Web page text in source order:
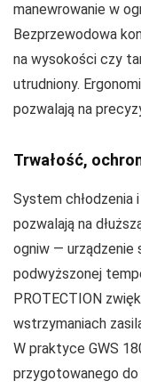
manewrowanie w
Bezprzewodowa
na wysokości czy
utrudniony.
pozwalają na
Trwałość,
System chłodzenia
pozwalają na
ogniw — urządzenie
podwyższonej
PROTECTION
wstrzymaniach
W praktyce GWS
przygotowanego